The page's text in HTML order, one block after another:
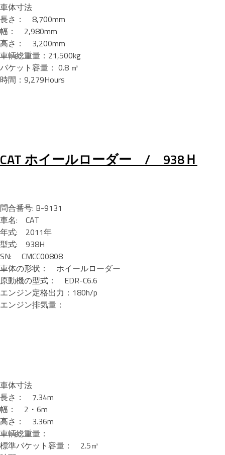
車体寸法
長さ： 8,700mm
幅： 2,980mm
高さ： 3,200mm
車輌総重量：21,500kg
バケット容量： 0.8 ㎥
時間：9,279Hours
CAT ホイールローダー / 938Ｈ
問合番号: B-9131
車名: CAT
年式: 2011年
型式: 938H
SN: CMCC00808
車体の形状： ホイールローダー
原動機の型式： EDR-C6.6
エンジン定格出力：180h/p
エンジン排気量：
車体寸法
長さ： 7.34m
幅： 2・6m
高さ： 3.36m
車輌総重量：
標準バケット容量： 2.5㎥